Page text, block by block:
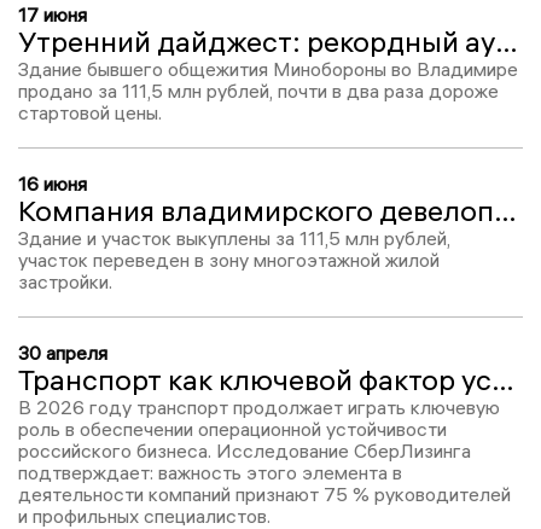
17 июня
Утренний дайджест: рекордный аукцион, пострадавшие при пожаре и работа ПВО
Здание бывшего общежития Минобороны во Владимире
продано за 111,5 млн рублей, почти в два раза дороже
стартовой цены.
16 июня
Компания владимирского девелопера Алексея Андреева выкупила здание бывшего общежития Министерства обороны РФ
Здание и участок выкуплены за 111,5 млн рублей,
участок переведен в зону многоэтажной жилой
застройки.
30 апреля
Транспорт как ключевой фактор устойчивости: результаты исследования СберЛизинга
В 2026 году транспорт продолжает играть ключевую
роль в обеспечении операционной устойчивости
российского бизнеса. Исследование СберЛизинга
подтверждает: важность этого элемента в
деятельности компаний признают 75 % руководителей
и профильных специалистов.